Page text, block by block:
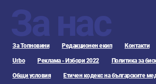
За нас
За Топновини Редакционен екип Контакти
Urbo Реклама - Избори 2022 Политика за
Общи условия Етичен кодекс на българските